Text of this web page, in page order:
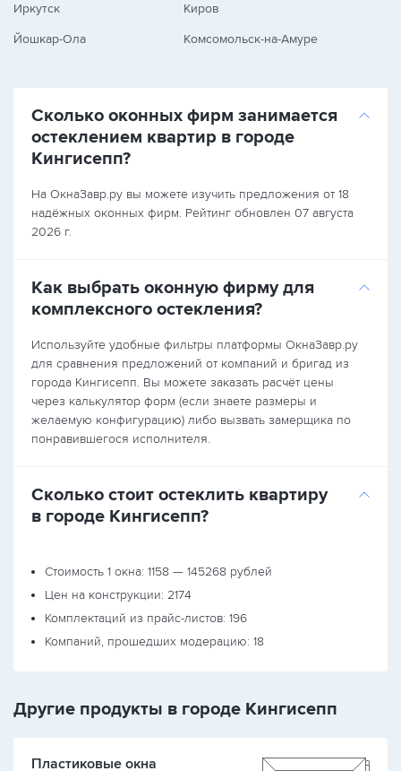
Иркутск
Йошкар-Ола
Киров
Комсомольск-на-Амуре
Сколько оконных фирм занимается
остеклением квартир в городе
Кингисепп?
На ОкнаЗавр.ру вы можете изучить предложения от 18
надёжных оконных фирм. Рейтинг обновлен 07 августа
2026 г.
Как выбрать оконную фирму для
комплексного остекления?
Используйте удобные фильтры платформы ОкнаЗавр.ру
для сравнения предложений от компаний и бригад из
города Кингисепп. Вы можете заказать расчёт цены
через калькулятор форм (если знаете размеры и
желаемую конфигурацию) либо вызвать замерщика по
понравившегося исполнителя.
Сколько стоит остеклить квартиру
в городе Кингисепп?
Стоимость 1 окна: 1158 — 145268 рублей
Цен на конструкции: 2174
Комплектаций из прайс-листов: 196
Компаний, прошедших модерацию: 18
Другие продукты в городе Кингисепп
Пластиковые окна